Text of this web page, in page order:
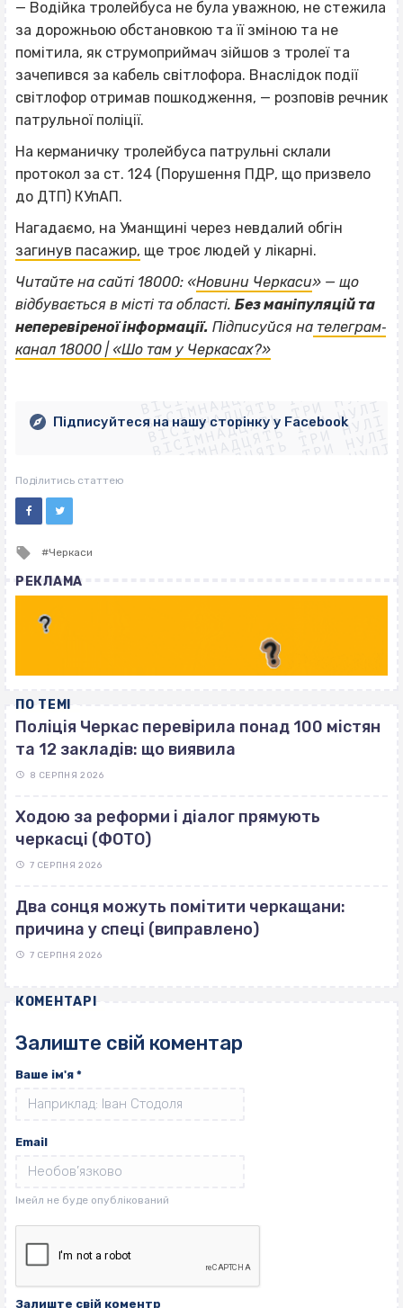
— Водійка тролейбуса не була уважною, не стежила
за дорожньою обстановкою та її зміною та не
помітила, як струмоприймач зійшов з тролеї та
зачепився за кабель світлофора. Внаслідок події
світлофор отримав пошкодження, — розповів речник
патрульної поліції.
На керманичку тролейбуса патрульні склали
протокол за ст. 124 (Порушення ПДР, що призвело
до ДТП) КУпАП.
Нагадаємо, на Уманщині через невдалий обгін
загинув пасажир, ще троє людей у лікарні.
Читайте на сайті 18000: «Новини Черкаси» — що
відбувається в місті та області. Без маніпуляцій та
неперевіреної інформації. Підписуйся на телеграм‐
канал 18000 | «Шо там у Черкасах?»
ВІСІМНАДЦЯТЬ ТРИ НУЛІ
ВІСІМНАДЦЯТЬ ТРИ НУЛІ
ВІСІМНАДЦЯТЬ ТРИ НУЛІ
ВІСІМНАДЦЯТЬ ТРИ НУЛІ
ВІСІМНАДЦЯТЬ ТРИ НУЛІ
ВІСІМНАДЦЯТЬ ТРИ НУЛІ
ВІСІМНАДЦЯТЬ ТРИ НУЛІ
ВІСІМНАДЦЯТЬ ТРИ НУЛІ
Підписуйтеся на нашу сторінку у Facebook
Поділитись статтею
Tagged
Черкаси
РЕКЛАМА
ПО ТЕМІ
Поліція Черкас перевірила понад 100 містян
та 12 закладів: що виявила
8 СЕРПНЯ 2026
Ходою за реформи і діалог прямують
черкасці (ФОТО)
7 СЕРПНЯ 2026
Два сонця можуть помітити черкащани:
причина у спеці (виправлено)
7 СЕРПНЯ 2026
КОМЕНТАРІ
Залиште свій коментар
Ваше ім'я *
Email
Залиште свій коментр